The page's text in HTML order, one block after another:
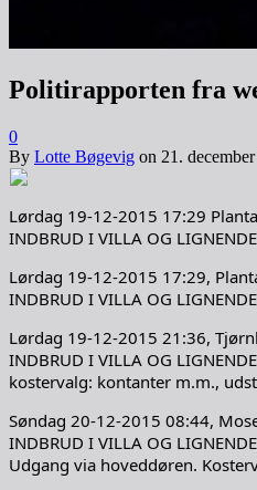
Politirapporten fra
0
By Lotte Bøgevig on 21.
Lørdag 19-12-2015 17:29
INDBRUD I VILLA OG
Lørdag 19-12-2015 17:29,
INDBRUD I VILLA OG
Lørdag 19-12-2015 21:36,
INDBRUD I VILLA OG
kostervalg: kontanter m.m.,
Søndag 20-12-2015 08:44,
INDBRUD I VILLA OG
Udgang via hoveddøren.